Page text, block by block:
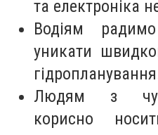
та електроніка
Водіям
уникати
Людям з
корисно